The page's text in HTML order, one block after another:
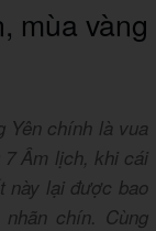
mùa vàng
Yên chính là vua
7 Âm lịch, khi cái
này lại được bao
chín. Cùng